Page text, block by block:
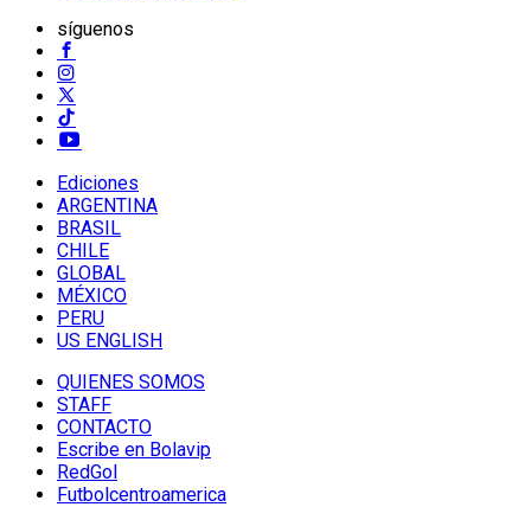
síguenos
Ediciones
ARGENTINA
BRASIL
CHILE
GLOBAL
MÉXICO
PERU
US ENGLISH
QUIENES SOMOS
STAFF
CONTACTO
Escribe en Bolavip
RedGol
Futbolcentroamerica